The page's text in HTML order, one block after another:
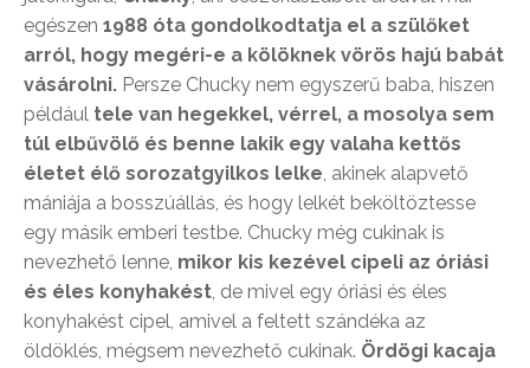
egészen 1988 óta gondolkodtatja el a szülőket
arról, hogy megéri-e a kölöknek vörös hajú babát
vásárolni. Persze Chucky nem egyszerű baba, hiszen
például tele van hegekkel, vérrel, a mosolya sem
túl elbűvölő és benne lakik egy valaha kettős
életet élő sorozatgyilkos lelke, akinek alapvető
mániája a bosszúállás, és hogy lelkét beköltöztesse
egy másik emberi testbe. Chucky még cukinak is
nevezhető lenne, mikor kis kezével cipeli az óriási
és éles konyhakést, de mivel egy óriási és éles
konyhakést cipel, amivel a feltett szándéka az
öldöklés, mégsem nevezhető cukinak. Ördögi kacaja